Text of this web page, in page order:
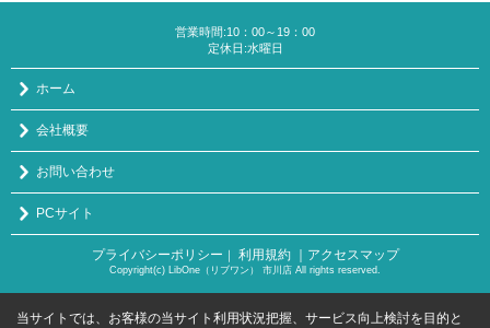
営業時間:10：00～19：00
定休日:水曜日
ホーム
会社概要
お問い合わせ
PCサイト
プライバシーポリシー 利用規約 ｜アクセスマップ
Copyright(c) LibOne（リブワン） 市川店 All rights reserved.
当サイトでは、お客様の当サイト利用状況把握、サービス向上検討を目的と